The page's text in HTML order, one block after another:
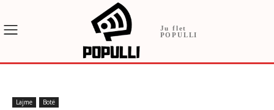
Ju flet
POPULLI
Lajme Botë